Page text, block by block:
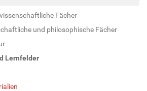
Fächer
und philosophische Fächer
Lernfelder